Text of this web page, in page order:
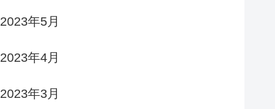
2023年5月
2023年4月
2023年3月